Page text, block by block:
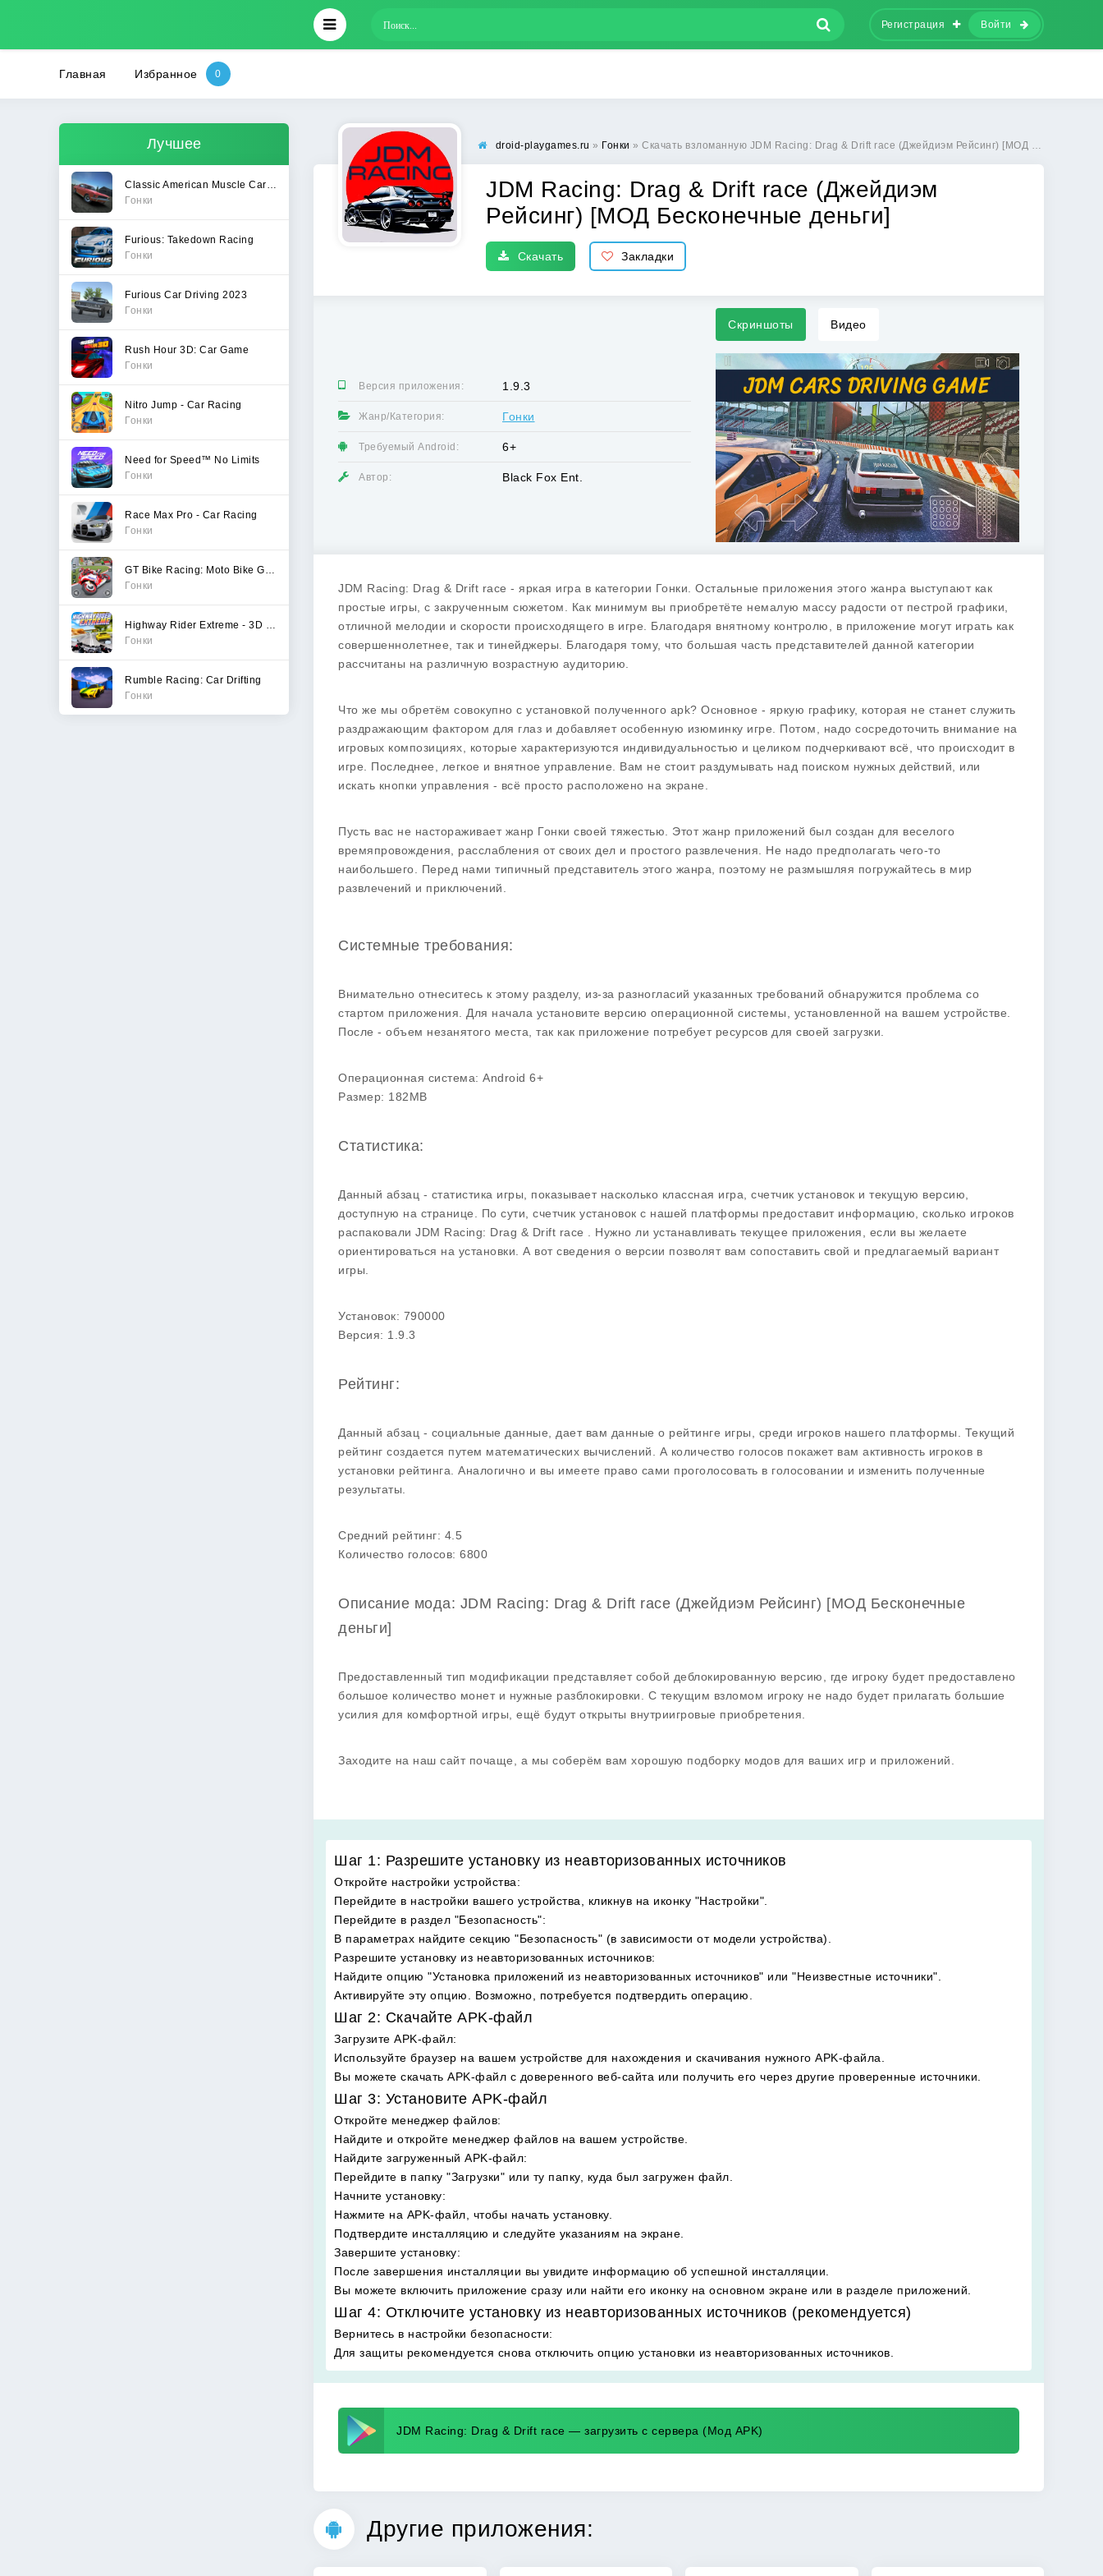
Регистрация Войти
Главная Избранное
Лучшее
Гонки
Furious: Takedown Racing
Гонки
Furious Car Driving 2023
Гонки
Rush Hour 3D: Car Game
Гонки
Nitro Jump - Car Racing
Гонки
Need for Speed™ No Limits
Гонки
Race Max Pro - Car Racing
Гонки
Гонки
Гонки
Rumble Racing: Car Drifting
Гонки
droid-playgames.ru » Гонки » Скачать взломанную JDM Racing: Drag & Drift race (Джейдиэм Рейсинг) [МОД Бесконечные деньги] - последняя версия apk на Андроид
JDM Racing: Drag & Drift race (Джейдиэм
Рейсинг) [МОД Бесконечные деньги]
Скачать Закладки
Версия приложения: 1.9.3
Жанр/Категория: Гонки
Требуемый Android: 6+
Автор: Black Fox Ent.
Скриншоты Видео
JDM Racing: Drag & Drift race - яркая игра в категории Гонки. Остальные приложения этого жанра выступают как
простые игры, с закрученным сюжетом. Как минимум вы приобретёте немалую массу радости от пестрой графики,
отличной мелодии и скорости происходящего в игре. Благодаря внятному контролю, в приложение могут играть как
совершеннолетнее, так и тинейджеры. Благодаря тому, что большая часть представителей данной категории
рассчитаны на различную возрастную аудиторию.
Что же мы обретём совокупно с установкой полученного apk? Основное - яркую графику, которая не станет служить
раздражающим фактором для глаз и добавляет особенную изюминку игре. Потом, надо сосредоточить внимание на
игровых композициях, которые характеризуются индивидуальностью и целиком подчеркивают всё, что происходит в
игре. Последнее, легкое и внятное управление. Вам не стоит раздумывать над поиском нужных действий, или
искать кнопки управления - всё просто расположено на экране.
Пусть вас не настораживает жанр Гонки своей тяжестью. Этот жанр приложений был создан для веселого
времяпровождения, расслабления от своих дел и простого развлечения. Не надо предполагать чего-то
наибольшего. Перед нами типичный представитель этого жанра, поэтому не размышляя погружайтесь в мир
развлечений и приключений.
Системные требования:
Внимательно отнеситесь к этому разделу, из-за разногласий указанных требований обнаружится проблема со
стартом приложения. Для начала установите версию операционной системы, установленной на вашем устройстве.
После - объем незанятого места, так как приложение потребует ресурсов для своей загрузки.
Операционная система: Android 6+
Размер: 182MB
Статистика:
Данный абзац - статистика игры, показывает насколько классная игра, счетчик установок и текущую версию,
доступную на странице. По сути, счетчик установок с нашей платформы предоставит информацию, сколько игроков
распаковали JDM Racing: Drag & Drift race . Нужно ли устанавливать текущее приложения, если вы желаете
ориентироваться на установки. А вот сведения о версии позволят вам сопоставить свой и предлагаемый вариант
игры.
Установок: 790000
Версия: 1.9.3
Рейтинг:
Данный абзац - социальные данные, дает вам данные о рейтинге игры, среди игроков нашего платформы. Текущий
рейтинг создается путем математических вычислений. А количество голосов покажет вам активность игроков в
установки рейтинга. Аналогично и вы имеете право сами проголосовать в голосовании и изменить полученные
результаты.
Средний рейтинг: 4.5
Количество голосов: 6800
Описание мода: JDM Racing: Drag & Drift race (Джейдиэм Рейсинг) [МОД Бесконечные
деньги]
Предоставленный тип модификации представляет собой деблокированную версию, где игроку будет предоставлено
большое количество монет и нужные разблокировки. С текущим взломом игроку не надо будет прилагать большие
усилия для комфортной игры, ещё будут открыты внутриигровые приобретения.
Заходите на наш сайт почаще, а мы соберём вам хорошую подборку модов для ваших игр и приложений.
Шаг 1: Разрешите установку из неавторизованных источников
Откройте настройки устройства:
Перейдите в настройки вашего устройства, кликнув на иконку "Настройки".
Перейдите в раздел "Безопасность":
В параметрах найдите секцию "Безопасность" (в зависимости от модели устройства).
Разрешите установку из неавторизованных источников:
Найдите опцию "Установка приложений из неавторизованных источников" или "Неизвестные источники".
Активируйте эту опцию. Возможно, потребуется подтвердить операцию.
Шаг 2: Скачайте APK-файл
Загрузите APK-файл:
Используйте браузер на вашем устройстве для нахождения и скачивания нужного APK-файла.
Вы можете скачать APK-файл с доверенного веб-сайта или получить его через другие проверенные источники.
Шаг 3: Установите APK-файл
Откройте менеджер файлов:
Найдите и откройте менеджер файлов на вашем устройстве.
Найдите загруженный APK-файл:
Перейдите в папку "Загрузки" или ту папку, куда был загружен файл.
Начните установку:
Нажмите на APK-файл, чтобы начать установку.
Подтвердите инсталляцию и следуйте указаниям на экране.
Завершите установку:
После завершения инсталляции вы увидите информацию об успешной инсталляции.
Вы можете включить приложение сразу или найти его иконку на основном экране или в разделе приложений.
Шаг 4: Отключите установку из неавторизованных источников (рекомендуется)
Вернитесь в настройки безопасности:
Для защиты рекомендуется снова отключить опцию установки из неавторизованных источников.
JDM Racing: Drag & Drift race — загрузить с сервера (Мод APK)
Другие приложения: